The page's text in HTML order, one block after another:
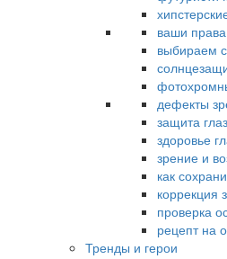
ваши
выбираем
дефекты
защита
здоровье
зрение и
как
коррекция
проверка
рецепт на
Тренды и герои